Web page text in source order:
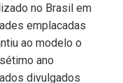
no Brasil em
emplacadas
ao modelo o
ano
divulgados